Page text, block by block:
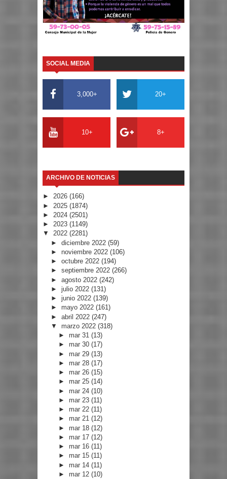
SOCIAL MEDIA
3,000+ 20+
10+ 8+
ARCHIVO DE NOTICIAS
► 2026 (166)
► 2025 (1874)
► 2024 (2501)
► 2023 (1149)
▼ 2022 (2281)
► diciembre 2022 (59)
► noviembre 2022 (106)
► octubre 2022 (194)
► septiembre 2022 (266)
► agosto 2022 (242)
► julio 2022 (131)
► junio 2022 (139)
► mayo 2022 (161)
► abril 2022 (247)
▼ marzo 2022 (318)
► mar 31(13)
► mar 30(17)
► mar 29(13)
► mar 28(17)
► mar 26(15)
► mar 25(14)
► mar 24(10)
► mar 23(11)
► mar 22(11)
► mar 21(12)
► mar 18(12)
► mar 17(12)
► mar 16(11)
► mar 15(11)
► mar 14(11)
► mar 12(10)